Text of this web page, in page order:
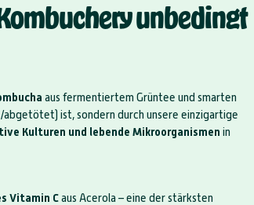
unbedingt
aus fermentiertem Grüntee und smarten
ist, sondern durch unsere einzigartige
Kulturen und lebende Mikroorganismen in
Vitamin Caus Acerola – eine der stärksten